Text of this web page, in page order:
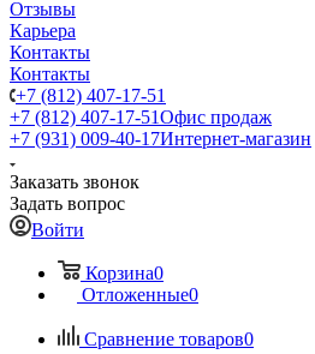
Отзывы
Карьера
Контакты
Контакты
+7 (812) 407-17-51
+7 (812) 407-17-51Офис продаж
+7 (931) 009-40-17Интернет-магазин
Заказать звонок
Задать вопрос
Войти
Корзина0
Отложенные0
Сравнение товаров0